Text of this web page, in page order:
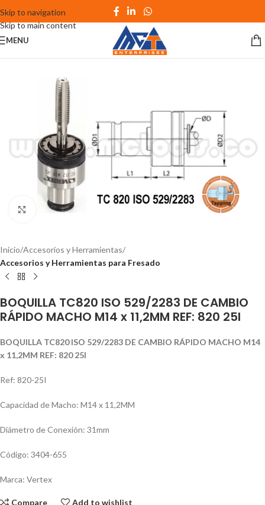
Skip to navigation
Skip to main content
MENU
Click to enlarge
Inicio Accesorios y Herramientas
Accesorios y Herramientas para Fresado
BOQUILLA TC820 ISO 529/2283 DE CAMBIO
RÁPIDO MACHO M14 x 11,2MM REF: 820 25I
BOQUILLA TC820 ISO 529/2283 DE CAMBIO RÁPIDO MACHO M14
x 11,2MM REF: 820 25I
Ref: 820-25I
Capacidad de Macho: M14 x 11,2MM
Diámetro de Conexión: 31mm
Código: 3404-655
Marca: Vertex
Compare Add to wishlist